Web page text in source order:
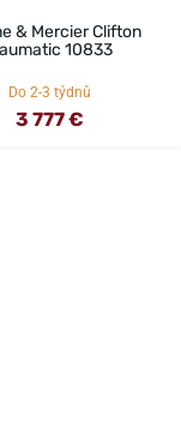
& Mercier Clifton
10833
Do 2-3 týdnů
3 777 €